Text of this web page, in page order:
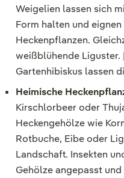
Weigelien lassen sich
Form halten und
Heckenpflanzen.
weißblühende Liguster.
Gartenhibiskus lassen
Heimische
Kirschlorbeer oder
Heckengehölze wie
Rotbuche, Eibe oder
Landschaft. Insekten
Gehölze angepasst